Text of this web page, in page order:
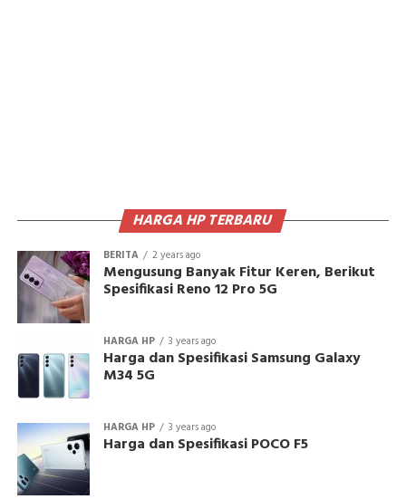
HARGA HP TERBARU
BERITA 2 years ago
Mengusung Banyak Fitur Keren, Berikut
Spesifikasi Reno 12 Pro 5G
HARGA HP 3 years ago
Harga dan Spesifikasi Samsung Galaxy
M34 5G
HARGA HP 3 years ago
Harga dan Spesifikasi POCO F5